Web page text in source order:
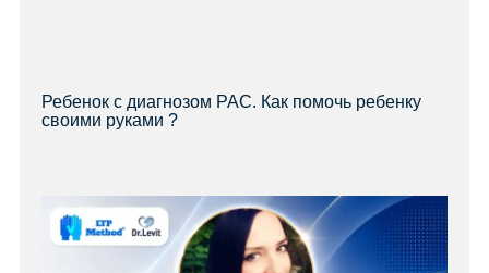
Ребенок с диагнозом РАС. Как помочь ребенку
своими руками ?